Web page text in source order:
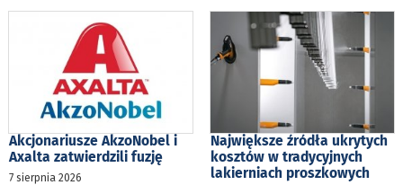
Akcjonariusze AkzoNobel i
Axalta zatwierdzili fuzję
7 sierpnia 2026
Największe źródła ukrytych
kosztów w tradycyjnych
lakierniach proszkowych